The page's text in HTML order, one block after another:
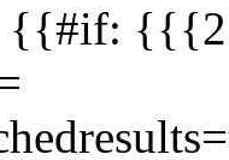
{{#if: